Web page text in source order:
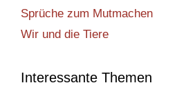
Sprüche zum Mutmachen
Wir und die Tiere
Interessante Themen